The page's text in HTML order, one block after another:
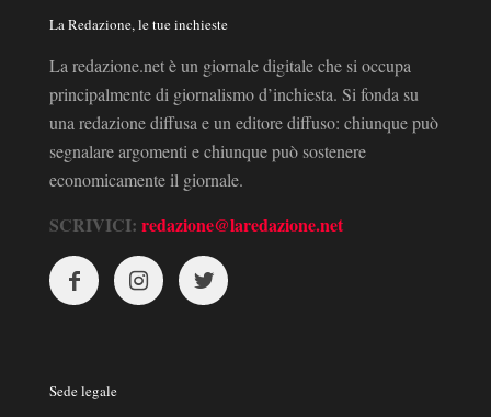
La Redazione, le tue inchieste
La redazione.net è un giornale digitale che si occupa
principalmente di giornalismo d’inchiesta. Si fonda su
una redazione diffusa e un editore diffuso: chiunque può
segnalare argomenti e chiunque può sostenere
economicamente il giornale.
SCRIVICI: redazione@laredazione.net
Sede legale